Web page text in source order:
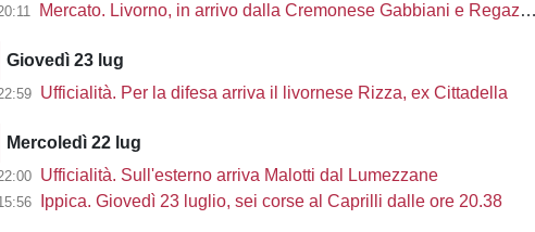
Mercato. Livorno, in arrivo dalla Cremonese Gabbiani e Regazzetti
Giovedì 23 lug
Ufficialità. Per la difesa arriva il livornese Rizza, ex Cittadella
Mercoledì 22 lug
Ufficialità. Sull'esterno arriva Malotti dal Lumezzane
Ippica. Giovedì 23 luglio, sei corse al Caprilli dalle ore 20.38